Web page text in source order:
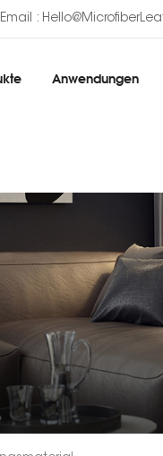
Email :
Anwendungen